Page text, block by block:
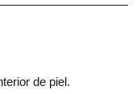
de piel.